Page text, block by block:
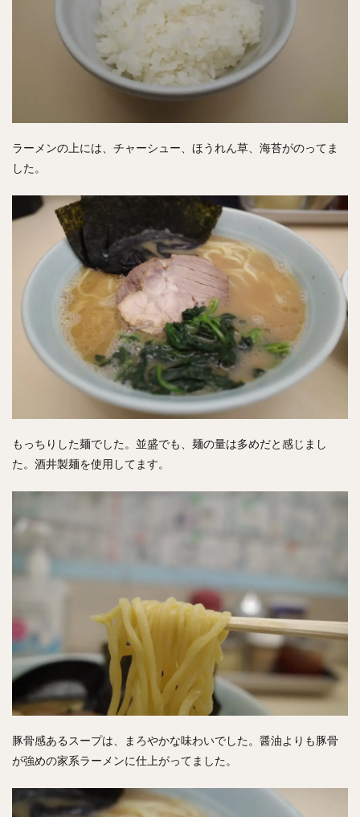
ラーメンの上には、チャーシュー、ほうれん草、海苔がのってま
した。
もっちりした麺でした。並盛でも、麺の量は多めだと感じまし
た。酒井製麺を使用してます。
豚骨感あるスープは、まろやかな味わいでした。醤油よりも豚骨
が強めの家系ラーメンに仕上がってました。